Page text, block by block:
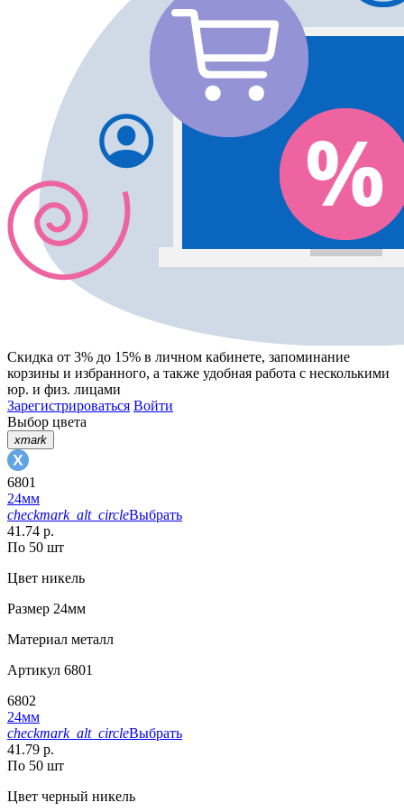
Скидка от 3% до 15% в личном кабинете, запоминание
корзины и избранного, а также удобная работа с несколькими
юр. и физ. лицами
Зарегистрироваться Войти
Выбор цвета
xmark
6801
24мм
checkmark_alt_circleВыбрать
41.74 р.
По 50 шт
Цвет никель
Размер 24мм
Материал металл
Артикул 6801
6802
24мм
checkmark_alt_circleВыбрать
41.79 р.
По 50 шт
Цвет черный никель